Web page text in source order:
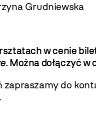
Grudniewska
w cenie
Można dołączyć w
do